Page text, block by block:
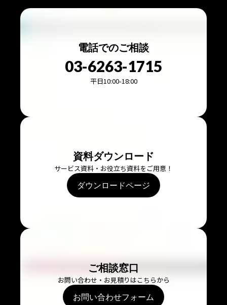
電話でのご相談
03-6263-1715
平日10:00-18:00
資料ダウンロード
サービス資料・お役立ち資料をご用意！
ダウンロードページ
ご相談窓口
お問い合わせ・お見積りはこちらから
お問い合わせフォーム